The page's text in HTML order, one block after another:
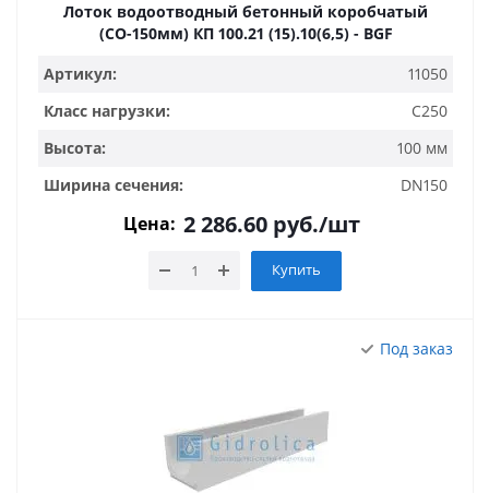
Лоток водоотводный бетонный коробчатый
(СО-150мм) КП 100.21 (15).10(6,5) - BGF
Артикул:
11050
Класс нагрузки:
C250
Высота:
100 мм
Ширина сечения:
DN150
Цена: 2 286.60 руб./шт
Купить
Под заказ